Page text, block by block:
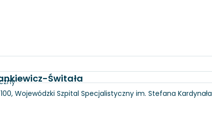
Świtała
Wojewódzki Szpital Specjalistyczny im. Stefana Kardynała